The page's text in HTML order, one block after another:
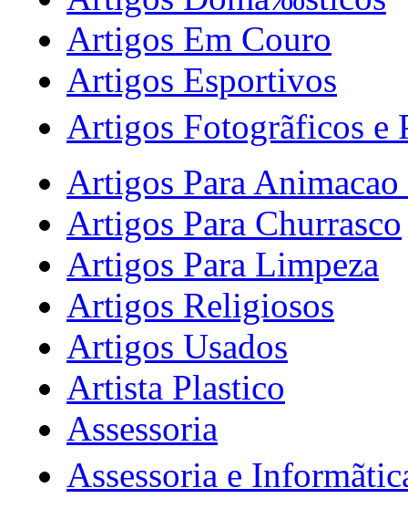
Artigos Em Couro
Artigos Esportivos
Artigos Fotogrãficos e
Artigos Para Animacao
Artigos Para Churrasco
Artigos Para Limpeza
Artigos Religiosos
Artigos Usados
Artista Plastico
Assessoria
Assessoria e